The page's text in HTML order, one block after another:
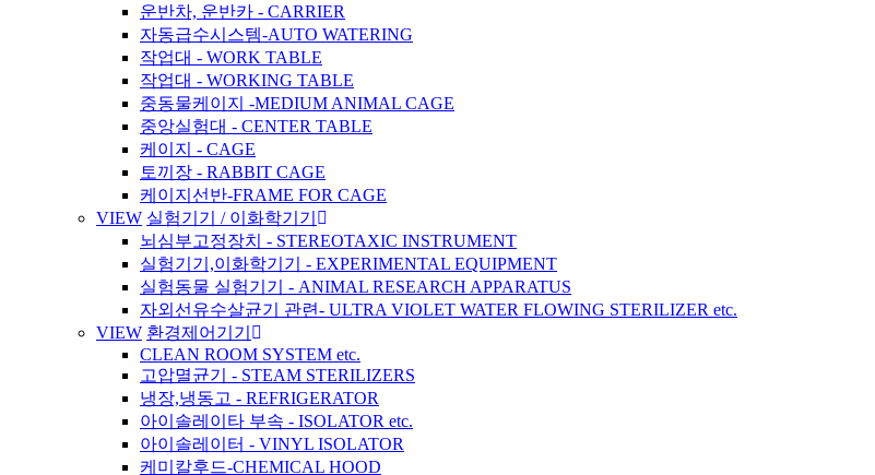
운반차, 운반카 - CARRIER
자동급수시스템-AUTO WATERING
작업대 - WORK TABLE
작업대 - WORKING TABLE
중동물케이지 -MEDIUM ANIMAL CAGE
중앙실험대 - CENTER TABLE
케이지 - CAGE
토끼장 - RABBIT CAGE
케이지선반-FRAME FOR CAGE
VIEW 실험기기 / 이화학기기
뇌심부고정장치 - STEREOTAXIC INSTRUMENT
실험기기,이화학기기 - EXPERIMENTAL EQUIPMENT
실험동물 실험기기 - ANIMAL RESEARCH APPARATUS
자외선유수살균기 관련- ULTRA VIOLET WATER FLOWING STERILIZER etc.
VIEW 환경제어기기
CLEAN ROOM SYSTEM etc.
고압멸균기 - STEAM STERILIZERS
냉장,냉동고 - REFRIGERATOR
아이솔레이타 부속 - ISOLATOR etc.
아이솔레이터 - VINYL ISOLATOR
케미칼후드-CHEMICAL HOOD